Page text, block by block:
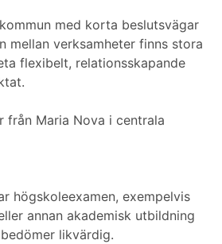
med korta beslutsvägar
mellan verksamheter finns stora
flexibelt, relationsskapande
från Maria Nova i centrala
högskoleexamen, exempelvis
annan akademisk utbildning
likvärdig.